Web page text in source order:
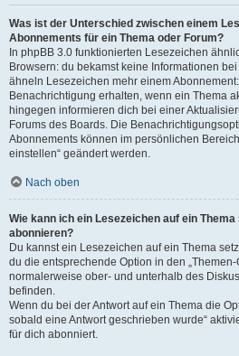
Was ist der Unterschied zwischen einem
Abonnements für ein Thema oder Forum?
In phpBB 3.0 funktionierten Lesezeichen
Browsern: du bekamst keine Informationen
ähneln Lesezeichen mehr einem
Benachrichtigung erhalten, wenn ein Thema
hingegen informieren dich bei einer
Forums des Boards. Die
Abonnements können im persönlichen
einstellen“ geändert werden.
Nach oben
Wie kann ich ein Lesezeichen auf ein
abonnieren?
Du kannst ein Lesezeichen auf ein Thema
du die entsprechende Option in den
normalerweise ober- und unterhalb des
befinden.
Wenn du bei der Antwort auf ein Thema die
sobald eine Antwort geschrieben wurde“
für dich abonniert.